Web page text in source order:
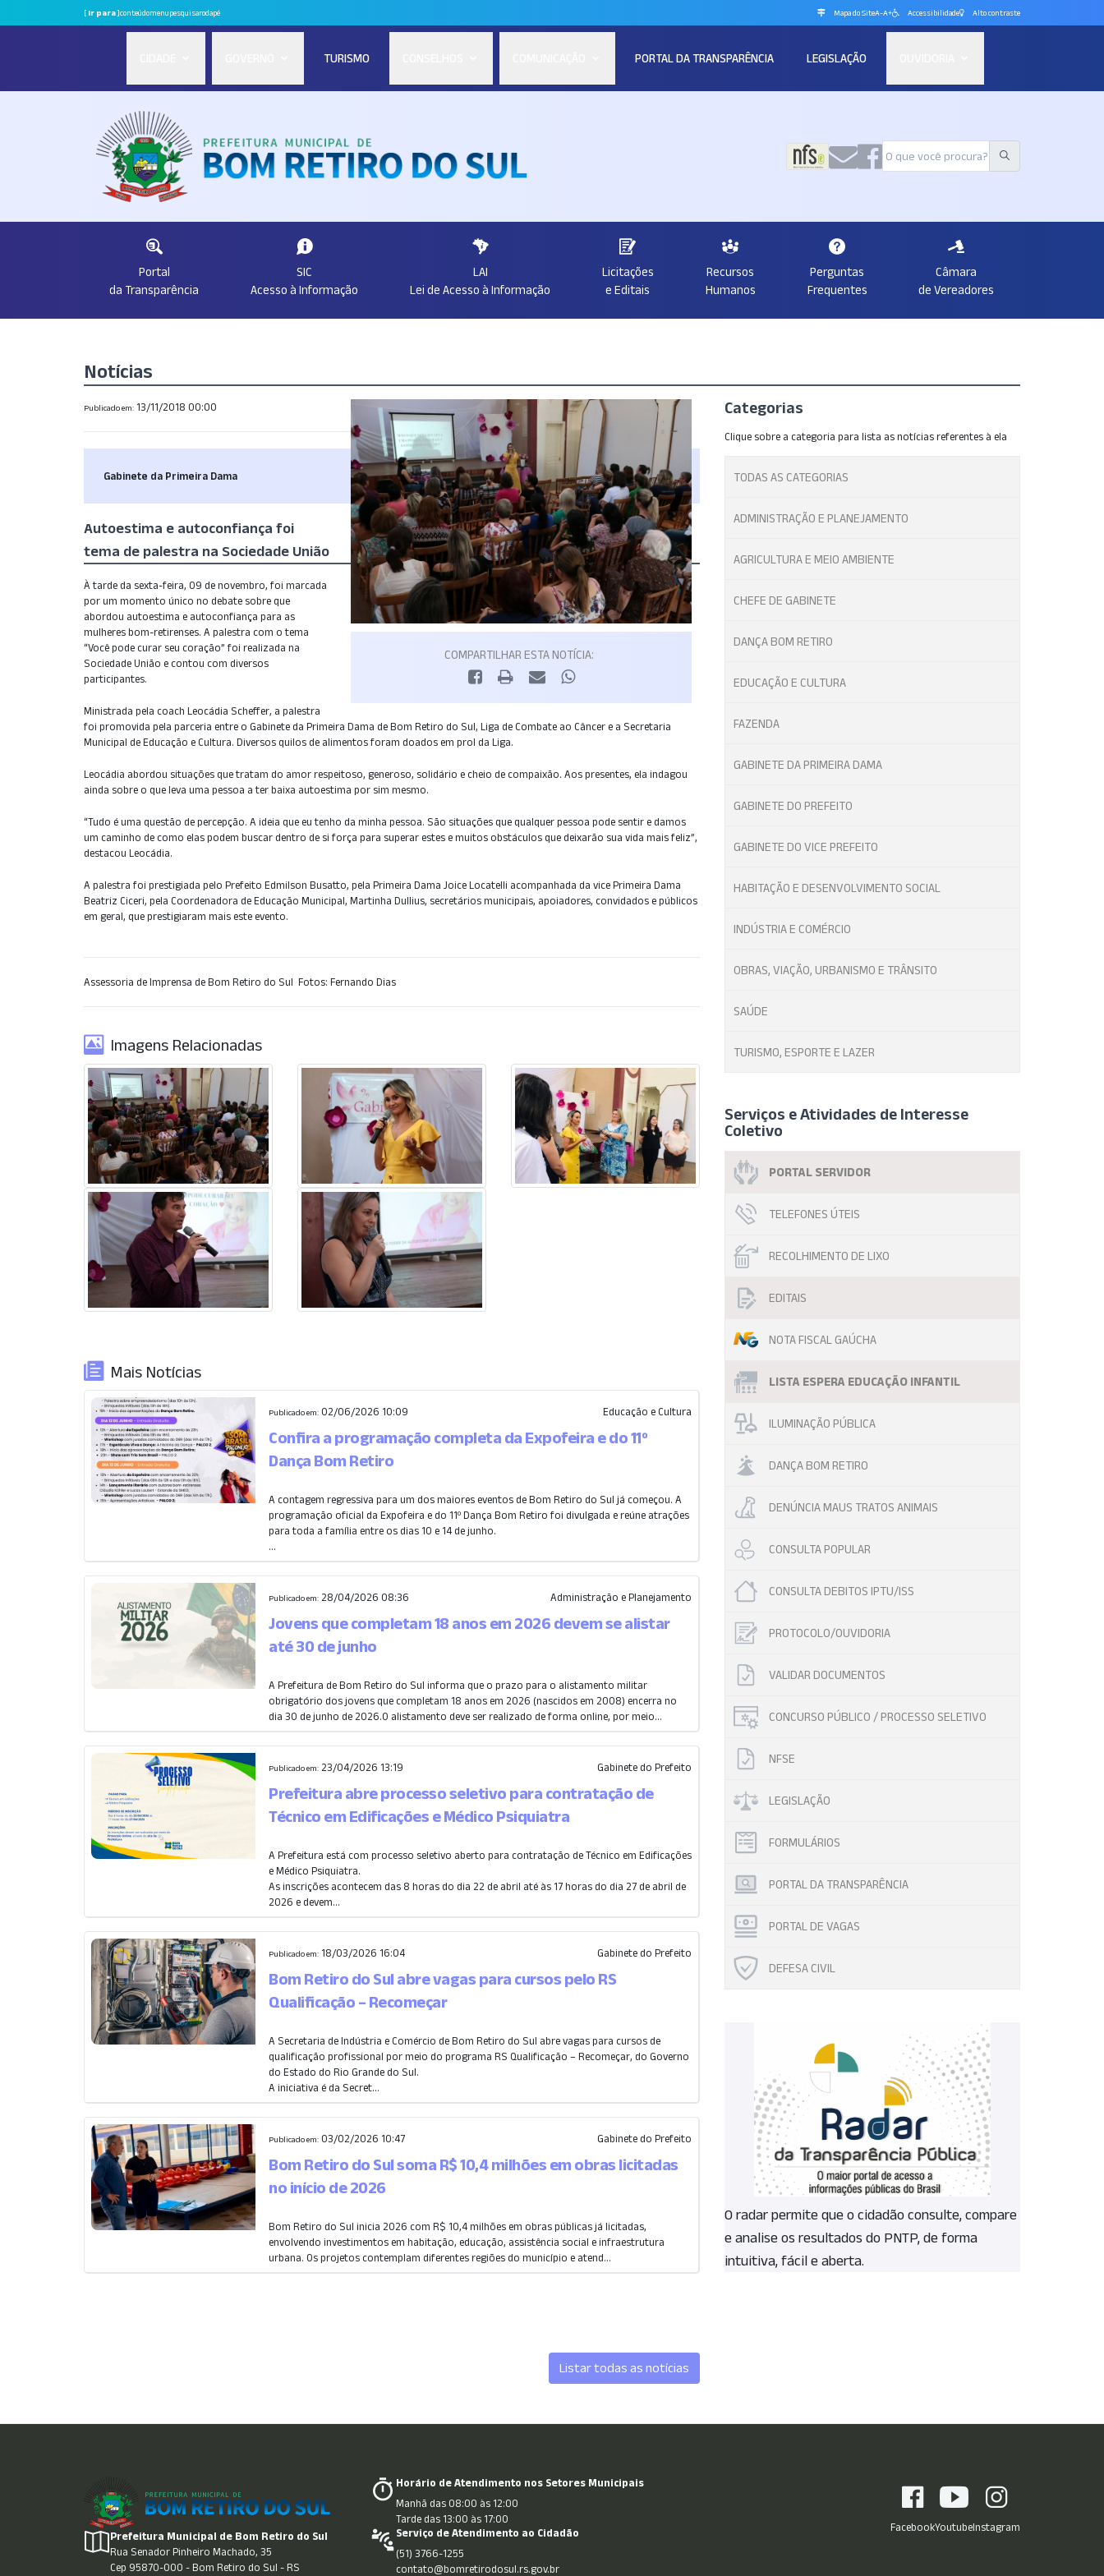
[Ir para]conteúdomenupesquisarodapé Mapa do SiteA-A+ Accessibilidade Alto contraste
TURISMO PORTAL DA TRANSPARÊNCIA LEGISLAÇÃO
Portal
da Transparência
SIC
Acesso à Informação
LAI
Lei de Acesso à Informação
Licitações
e Editais
Recursos
Humanos
Perguntas
Frequentes
Câmara
de Vereadores
Notícias
COMPARTILHAR ESTA NOTÍCIA:
Publicado em: 13/11/2018 00:00
Gabinete da Primeira Dama
Autoestima e autoconfiança foi
tema de palestra na Sociedade União
À tarde da sexta-feira, 09 de novembro, foi marcada
por um momento único no debate sobre que
abordou autoestima e autoconfiança para as
mulheres bom-retirenses. A palestra com o tema
“Você pode curar seu coração” foi realizada na
Sociedade União e contou com diversos
participantes.
Ministrada pela coach Leocádia Scheffer, a palestra
foi promovida pela parceria entre o Gabinete da Primeira Dama de Bom Retiro do Sul, Liga de Combate ao Câncer e a Secretaria
Municipal de Educação e Cultura. Diversos quilos de alimentos foram doados em prol da Liga.
Leocádia abordou situações que tratam do amor respeitoso, generoso, solidário e cheio de compaixão. Aos presentes, ela indagou
ainda sobre o que leva uma pessoa a ter baixa autoestima por sim mesmo.
“Tudo é uma questão de percepção. A ideia que eu tenho da minha pessoa. São situações que qualquer pessoa pode sentir e damos
um caminho de como elas podem buscar dentro de si força para superar estes e muitos obstáculos que deixarão sua vida mais feliz”,
destacou Leocádia.
A palestra foi prestigiada pelo Prefeito Edmilson Busatto, pela Primeira Dama Joice Locatelli acompanhada da vice Primeira Dama
Beatriz Ciceri, pela Coordenadora de Educação Municipal, Martinha Dullius, secretários municipais, apoiadores, convidados e públicos
em geral, que prestigiaram mais este evento.
Assessoria de Imprensa de Bom Retiro do Sul  Fotos: Fernando Dias
Imagens Relacionadas
Mais Notícias
Publicado em: 02/06/2026 10:09 Educação e Cultura
Confira a programação completa da Expofeira e do 11º
Dança Bom Retiro
A contagem regressiva para um dos maiores eventos de Bom Retiro do Sul já começou. A
programação oficial da Expofeira e do 11º Dança Bom Retiro foi divulgada e reúne atrações
para toda a família entre os dias 10 e 14 de junho.
...
Publicado em: 28/04/2026 08:36 Administração e Planejamento
Jovens que completam 18 anos em 2026 devem se alistar
até 30 de junho
A Prefeitura de Bom Retiro do Sul informa que o prazo para o alistamento militar
obrigatório dos jovens que completam 18 anos em 2026 (nascidos em 2008) encerra no
dia 30 de junho de 2026.O alistamento deve ser realizado de forma online, por meio...
Publicado em: 23/04/2026 13:19 Gabinete do Prefeito
Prefeitura abre processo seletivo para contratação de
Técnico em Edificações e Médico Psiquiatra
A Prefeitura está com processo seletivo aberto para contratação de Técnico em Edificações
e Médico Psiquiatra.
As inscrições acontecem das 8 horas do dia 22 de abril até às 17 horas do dia 27 de abril de
2026 e devem...
Publicado em: 18/03/2026 16:04 Gabinete do Prefeito
Bom Retiro do Sul abre vagas para cursos pelo RS
Qualificação – Recomeçar
A Secretaria de Indústria e Comércio de Bom Retiro do Sul abre vagas para cursos de
qualificação profissional por meio do programa RS Qualificação – Recomeçar, do Governo
do Estado do Rio Grande do Sul.
A iniciativa é da Secret...
Publicado em: 03/02/2026 10:47 Gabinete do Prefeito
Bom Retiro do Sul soma R$ 10,4 milhões em obras licitadas
no início de 2026
Bom Retiro do Sul inicia 2026 com R$ 10,4 milhões em obras públicas já licitadas,
envolvendo investimentos em habitação, educação, assistência social e infraestrutura
urbana. Os projetos contemplam diferentes regiões do município e atend...
Listar todas as notícias
Categorias
Clique sobre a categoria para lista as notícias referentes à ela
TODAS AS CATEGORIAS
ADMINISTRAÇÃO E PLANEJAMENTO
AGRICULTURA E MEIO AMBIENTE
CHEFE DE GABINETE
DANÇA BOM RETIRO
EDUCAÇÃO E CULTURA
FAZENDA
GABINETE DA PRIMEIRA DAMA
GABINETE DO PREFEITO
GABINETE DO VICE PREFEITO
HABITAÇÃO E DESENVOLVIMENTO SOCIAL
INDÚSTRIA E COMÉRCIO
OBRAS, VIAÇÃO, URBANISMO E TRÂNSITO
SAÚDE
TURISMO, ESPORTE E LAZER
Serviços e Atividades de Interesse
Coletivo
PORTAL SERVIDOR
TELEFONES ÚTEIS
RECOLHIMENTO DE LIXO
EDITAIS
NOTA FISCAL GAÚCHA
LISTA ESPERA EDUCAÇÃO INFANTIL
ILUMINAÇÃO PÚBLICA
DANÇA BOM RETIRO
DENÚNCIA MAUS TRATOS ANIMAIS
CONSULTA POPULAR
CONSULTA DEBITOS IPTU/ISS
PROTOCOLO/OUVIDORIA
VALIDAR DOCUMENTOS
CONCURSO PÚBLICO / PROCESSO SELETIVO
NFSE
LEGISLAÇÃO
FORMULÁRIOS
PORTAL DA TRANSPARÊNCIA
PORTAL DE VAGAS
DEFESA CIVIL
O radar permite que o cidadão consulte, compare
e analise os resultados do PNTP, de forma
intuitiva, fácil e aberta.
Prefeitura Municipal de Bom Retiro do Sul
Rua Senador Pinheiro Machado, 35
Cep 95870-000 - Bom Retiro do Sul - RS
Horário de Atendimento nos Setores Municipais
Manhã das 08:00 às 12:00
Tarde das 13:00 às 17:00
Serviço de Atendimento ao Cidadão
(51) 3766-1255
contato@bomretirodosul.rs.gov.br
FacebookYoutubeInstagram